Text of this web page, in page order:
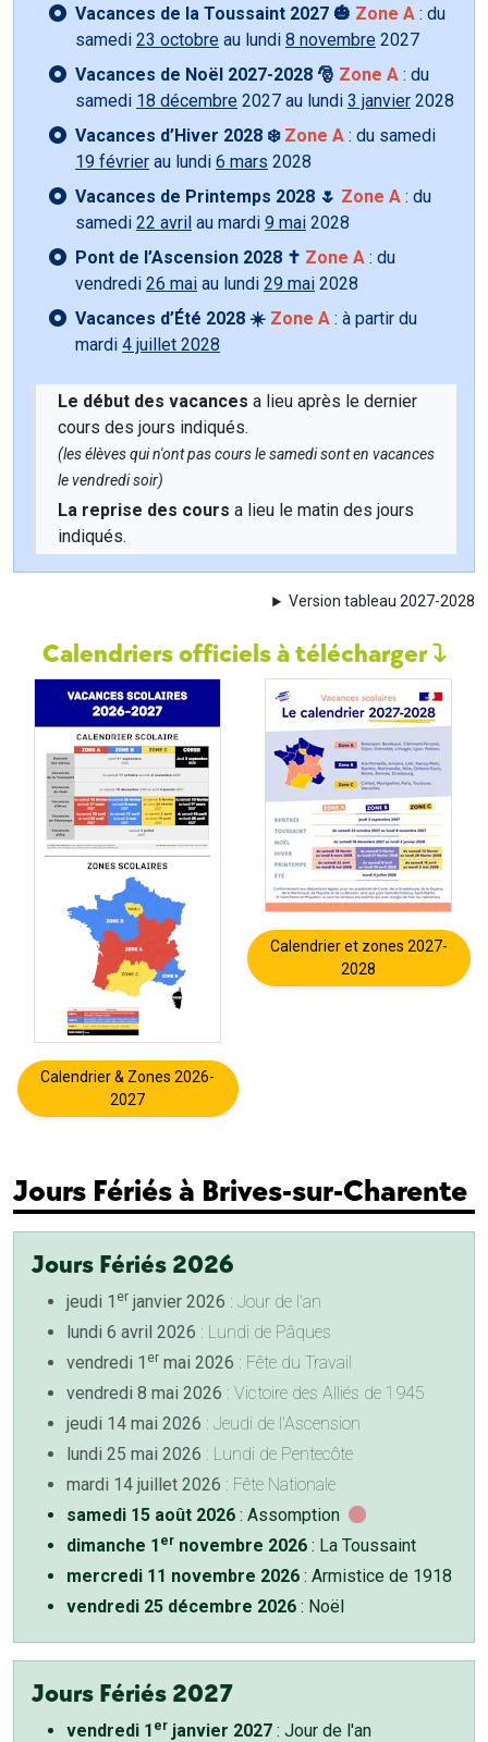
Vacances de la Toussaint 2027 🎃 Zone A : du
samedi 23 octobre au lundi 8 novembre 2027
Vacances de Noël 2027-2028 🎅 Zone A : du
samedi 18 décembre 2027 au lundi 3 janvier 2028
Vacances d’Hiver 2028 ❄️ Zone A : du samedi
19 février au lundi 6 mars 2028
Vacances de Printemps 2028 🌷 Zone A : du
samedi 22 avril au mardi 9 mai 2028
Pont de l’Ascension 2028 ✝️ Zone A : du
vendredi 26 mai au lundi 29 mai 2028
Vacances d’Été 2028 ☀️ Zone A : à partir du
mardi 4 juillet 2028
Le début des vacances a lieu après le dernier
cours des jours indiqués.
(les élèves qui n'ont pas cours le samedi sont en vacances
le vendredi soir)
La reprise des cours a lieu le matin des jours
indiqués.
Version tableau 2027-2028
Calendriers officiels à télécharger
Calendrier & Zones 2026-
2027
Calendrier et zones 2027-
2028
Jours Fériés à Brives-sur-Charente
Jours Fériés 2026
jeudi 1 er janvier 2026 : Jour de l'an
lundi 6 avril 2026 : Lundi de Pâques
vendredi 1 er mai 2026 : Fête du Travail
vendredi 8 mai 2026 : Victoire des Alliés de 1945
jeudi 14 mai 2026 : Jeudi de l'Ascension
lundi 25 mai 2026 : Lundi de Pentecôte
mardi 14 juillet 2026 : Fête Nationale
samedi 15 août 2026 : Assomption
dimanche 1 er novembre 2026 : La Toussaint
mercredi 11 novembre 2026 : Armistice de 1918
vendredi 25 décembre 2026 : Noël
Jours Fériés 2027
vendredi 1 er janvier 2027 : Jour de l'an